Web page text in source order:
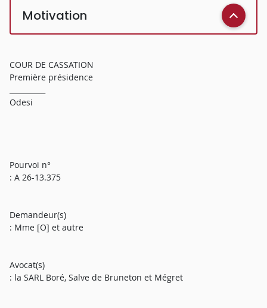
Motivation
COUR DE CASSATION
Première présidence
Odesi
Pourvoi n°
: A 26-13.375
Demandeur(s)
: Mme [O] et autre
Avocat(s)
: la SARL Boré, Salve de Bruneton et Mégret